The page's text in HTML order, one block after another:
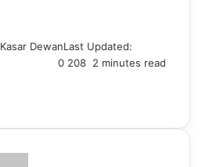
Kasar DewanLast Updated:
0 208 2 minutes read